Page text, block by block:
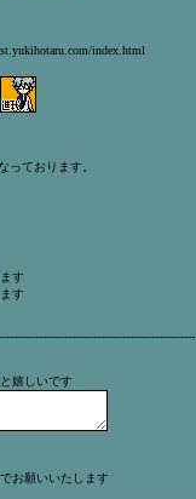
index.html
っております。
す
す
嬉しいです
お願いいたします